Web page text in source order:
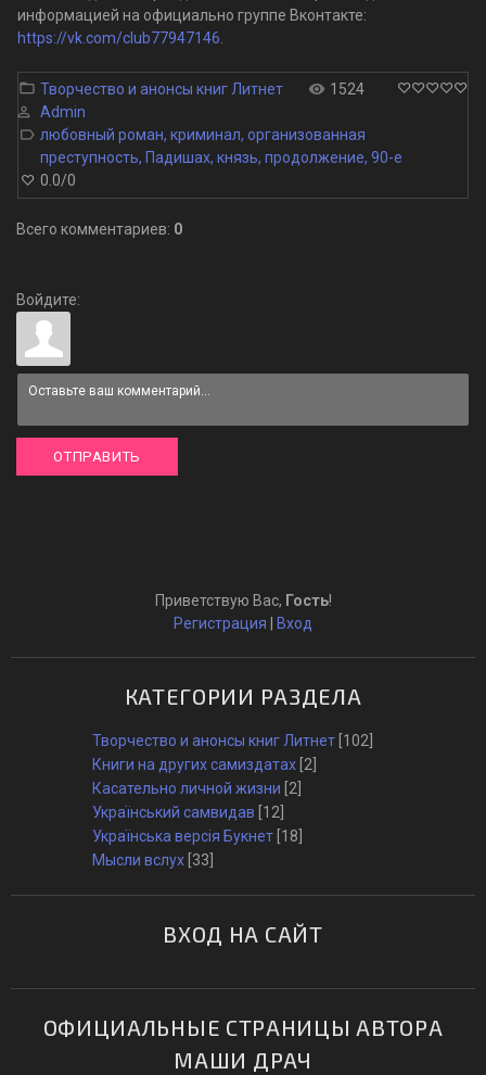
информацией на официально группе Вконтакте:
https://vk.com/club77947146
Творчество и анонсы книг Литнет
1524
Admin
любовный роман, криминал, организованная
преступность, Падишах, князь, продолжение, 90-е
0.0/0
Всего комментариев: 0
Войдите:
ОТПРАВИТЬ
Приветствую Вас, Гость!
Регистрация
Вход
КАТЕГОРИИ РАЗДЕЛА
Творчество и анонсы книг Литнет [102]
Книги на других самиздатах [2]
Касательно личной жизни [2]
Український самвидав [12]
Українська версія Букнет [18]
Мысли вслух [33]
ВХОД НА САЙТ
ОФИЦИАЛЬНЫЕ СТРАНИЦЫ АВТОРА
МАШИ ДРАЧ